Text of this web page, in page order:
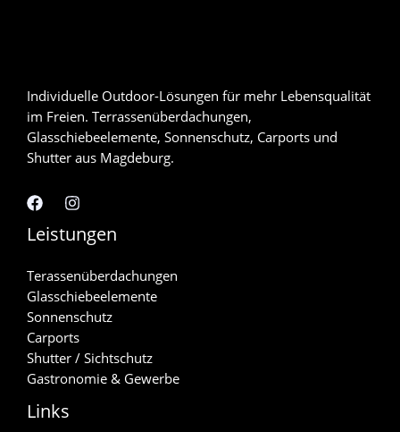
Individuelle Outdoor-Lösungen für mehr Lebensqualität
im Freien. Terrassenüberdachungen,
Glasschiebeelemente, Sonnenschutz, Carports und
Shutter aus Magdeburg.
Leistungen
Terassenüberdachungen
Glasschiebeelemente
Sonnenschutz
Carports
Shutter / Sichtschutz
Gastronomie & Gewerbe
Links